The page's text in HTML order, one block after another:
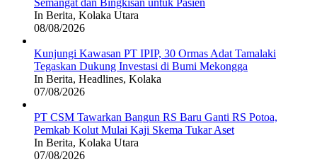
In Berita, Kolaka Utara
08/08/2026
Kunjungi Kawasan PT IPIP, 30 Ormas Adat Tamalaki
Tegaskan Dukung Investasi di Bumi Mekongga
In Berita, Headlines, Kolaka
07/08/2026
PT CSM Tawarkan Bangun RS Baru Ganti RS Potoa,
Pemkab Kolut Mulai Kaji Skema Tukar Aset
In Berita, Kolaka Utara
07/08/2026